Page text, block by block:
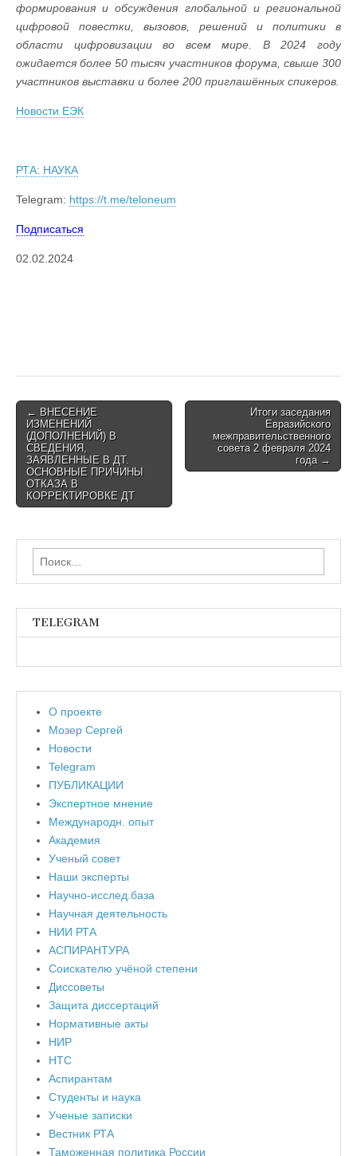
формирования и обсуждения глобальной и региональной
цифровой повестки, вызовов, решений и политики в
области цифровизации во всем мире. В 2024 году
ожидается более 50 тысяч участников форума, свыше 300
участников выставки и более 200 приглашённых спикеров.
Новости ЕЭК
РТА: НАУКА
Telegram: https://t.me/teloneum
Подписаться
02.02.2024
Post
navigation
← ВНЕСЕНИЕ
ИЗМЕНЕНИЙ
(ДОПОЛНЕНИЙ) В
СВЕДЕНИЯ,
ЗАЯВЛЕННЫЕ В ДТ.
ОСНОВНЫЕ ПРИЧИНЫ
ОТКАЗА В
КОРРЕКТИРОВКЕ ДТ
Итоги заседания
Евразийского
межправительственного
совета 2 февраля 2024
года →
Найти:
TELEGRAM
О проекте
Мозер Сергей
Новости
Telegram
ПУБЛИКАЦИИ
Экспертное мнение
Международн. опыт
Академия
Ученый совет
Наши эксперты
Научно-исслед.база
Научная деятельность
НИИ РТА
АСПИРАНТУРА
Соискателю учёной степени
Диссоветы
Защита диссертаций
Нормативные акты
НИР
НТС
Аспирантам
Студенты и наука
Ученые записки
Вестник РТА
Таможенная политика России